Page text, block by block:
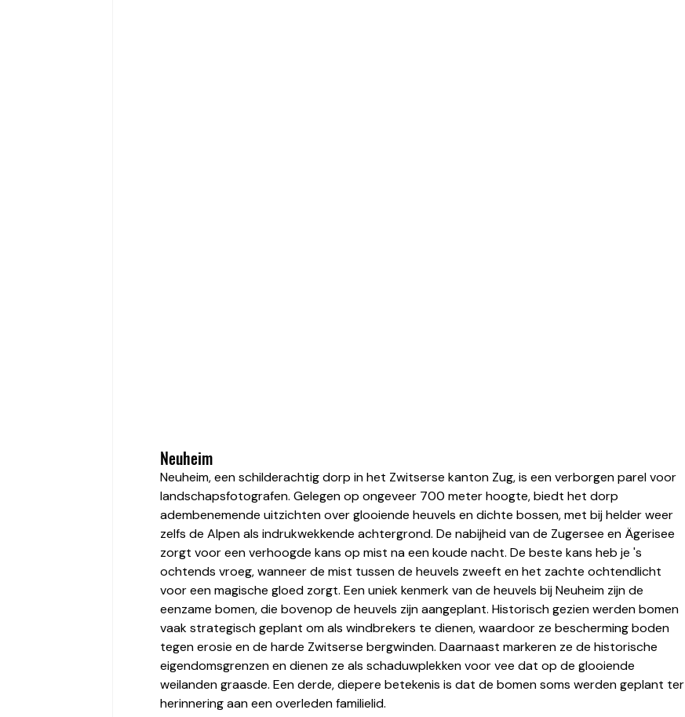
Neuheim
Neuheim, een schilderachtig dorp in het Zwitserse kanton Zug, is een verborgen parel voor
landschapsfotografen. Gelegen op ongeveer 700 meter hoogte, biedt het dorp
adembenemende uitzichten over glooiende heuvels en dichte bossen, met bij helder weer
zelfs de Alpen als indrukwekkende achtergrond. De nabijheid van de Zugersee en Ägerisee
zorgt voor een verhoogde kans op mist na een koude nacht. De beste kans heb je 's
ochtends vroeg, wanneer de mist tussen de heuvels zweeft en het zachte ochtendlicht
voor een magische gloed zorgt. Een uniek kenmerk van de heuvels bij Neuheim zijn de
eenzame bomen, die bovenop de heuvels zijn aangeplant. Historisch gezien werden bomen
vaak strategisch geplant om als windbrekers te dienen, waardoor ze bescherming boden
tegen erosie en de harde Zwitserse bergwinden. Daarnaast markeren ze de historische
eigendomsgrenzen en dienen ze als schaduwplekken voor vee dat op de glooiende
weilanden graasde. Een derde, diepere betekenis is dat de bomen soms werden geplant ter
herinnering aan een overleden familielid.